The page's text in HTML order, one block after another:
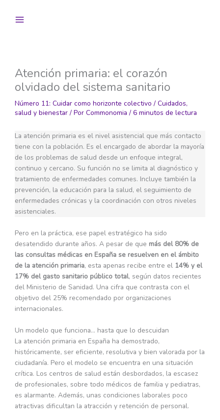
Atención primaria: el corazón
olvidado del sistema sanitario
Número 11: Cuidar como horizonte colectivo / Cuidados,
salud y bienestar / Por Commonomia / 6 minutos de lectura
La atención primaria es el nivel asistencial que más contacto
tiene con la población. Es el encargado de abordar la mayoría
de los problemas de salud desde un enfoque integral,
continuo y cercano. Su función no se limita al diagnóstico y
tratamiento de enfermedades comunes. Incluye también la
prevención, la educación para la salud, el seguimiento de
enfermedades crónicas y la coordinación con otros niveles
asistenciales.
Pero en la práctica, ese papel estratégico ha sido
desatendido durante años. A pesar de que más del 80% de
las consultas médicas en España se resuelven en el ámbito
de la atención primaria, esta apenas recibe entre el 14% y el
17% del gasto sanitario público total, según datos recientes
del Ministerio de Sanidad. Una cifra que contrasta con el
objetivo del 25% recomendado por organizaciones
internacionales.
Un modelo que funciona… hasta que lo descuidan
La atención primaria en España ha demostrado,
históricamente, ser eficiente, resolutiva y bien valorada por la
ciudadanía. Pero el modelo se encuentra en una situación
crítica. Los centros de salud están desbordados, la escasez
de profesionales, sobre todo médicos de familia y pediatras,
es alarmante. Además, unas condiciones laborales poco
atractivas dificultan la atracción y retención de personal.